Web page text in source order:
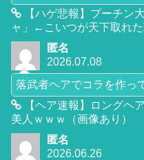
【ハゲ悲報】プーチン
ャ」←こいつが天下取れ
匿名
2026.07.08
落武者ヘアでコラを作っ
【ヘア速報】ロングヘ
美人ｗｗｗ（画像あり）
匿名
2026.06.26